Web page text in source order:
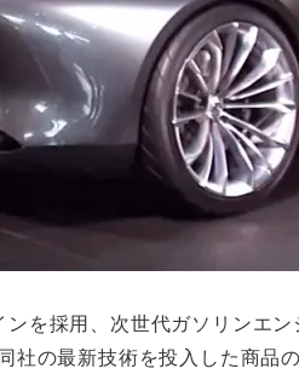
を採用、次世代ガソリンエ
の最新技術を投入した商品